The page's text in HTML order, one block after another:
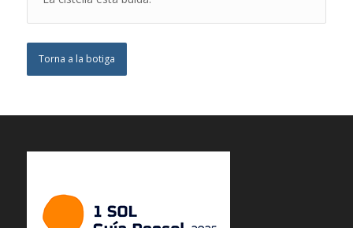
Torna a la botiga